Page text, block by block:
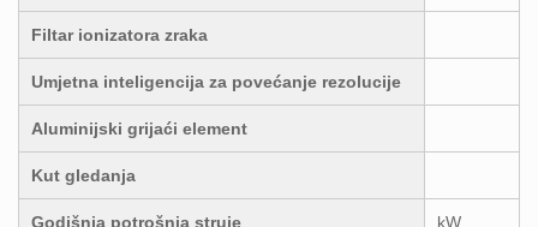
Filtar ionizatora zraka
Umjetna inteligencija za povećanje rezolucije
Aluminijski grijaći element
Kut gledanja
Godišnja potrošnja struje kW